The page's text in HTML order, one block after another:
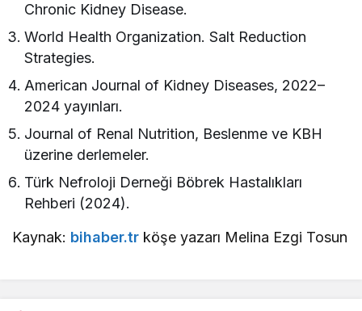
Chronic Kidney Disease.
World Health Organization. Salt Reduction
Strategies.
American Journal of Kidney Diseases, 2022–
2024 yayınları.
Journal of Renal Nutrition, Beslenme ve KBH
üzerine derlemeler.
Türk Nefroloji Derneği Böbrek Hastalıkları
Rehberi (2024).
Kaynak: bihaber.tr köşe yazarı Melina Ezgi Tosun